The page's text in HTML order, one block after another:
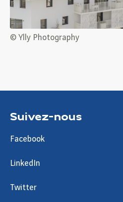
© Ylly Photography
Suivez-nous
Facebook
LinkedIn
Twitter